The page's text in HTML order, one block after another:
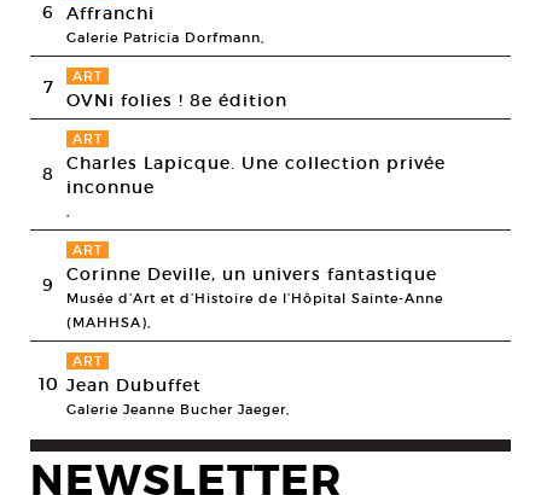
6 Affranchi
Galerie Patricia Dorfmann,
7 ART
OVNi folies ! 8e édition
8
ART
Charles Lapicque. Une collection privée
inconnue
,
9
ART
Corinne Deville, un univers fantastique
Musée d’Art et d’Histoire de l’Hôpital Sainte-Anne
(MAHHSA),
10
ART
Jean Dubuffet
Galerie Jeanne Bucher Jaeger,
NEWSLETTER